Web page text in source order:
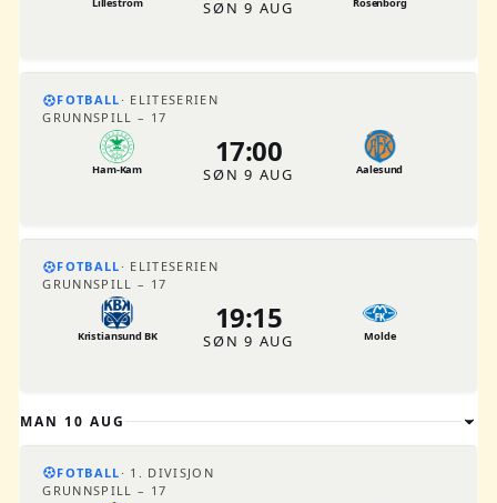
SØN 9 AUG
FOTBALL
ELITESERIEN
GRUNNSPILL – 17
Ham-Kam
17:00
SØN 9 AUG Aalesund
FOTBALL
ELITESERIEN
GRUNNSPILL – 17
Kristiansund BK
19:15
SØN 9 AUG Molde
MAN 10 AUG
FOTBALL
1. DIVISJON
GRUNNSPILL – 17